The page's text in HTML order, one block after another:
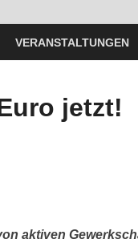
VERANSTALTUNGEN
jetzt!
aktiven